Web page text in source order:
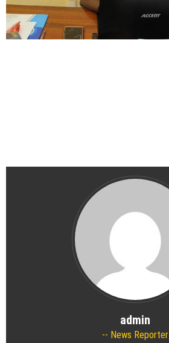
admin
News Reporter